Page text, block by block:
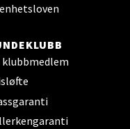
klubbmedlem